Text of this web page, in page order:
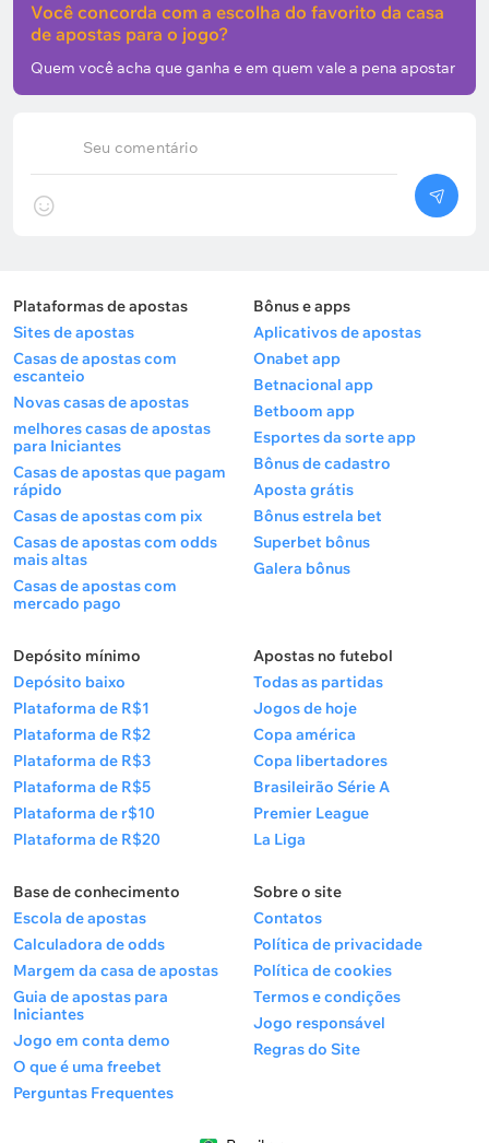
Seu comentário
Você concorda com a escolha do favorito da casa
de apostas para o jogo?
Quem você acha que ganha e em quem vale a pena apostar
Plataformas de apostas
Sites de apostas
Casas de apostas com
escanteio
Novas casas de apostas
melhores casas de apostas
para Iniciantes
Casas de apostas que pagam
rápido
Casas de apostas com pix
Casas de apostas com odds
mais altas
Casas de apostas com
mercado pago
Bônus e apps
Aplicativos de apostas
Onabet app
Betnacional app
Betboom app
Esportes da sorte app
Bônus de cadastro
Aposta grátis
Bônus estrela bet
Superbet bônus
Galera bônus
Depósito mínimo
Depósito baixo
Plataforma de R$1
Plataforma de R$2
Plataforma de R$3
Plataforma de R$5
Plataforma de r$10
Plataforma de R$20
Apostas no futebol
Todas as partidas
Jogos de hoje
Copa américa
Copa libertadores
Brasileirão Série A
Premier League
La Liga
Base de conhecimento
Escola de apostas
Calculadora de odds
Margem da casa de apostas
Guia de apostas para
Iniciantes
Jogo em conta demo
O que é uma freebet
Perguntas Frequentes
Sobre o site
Contatos
Política de privacidade
Política de cookies
Termos e condições
Jogo responsável
Regras do Site